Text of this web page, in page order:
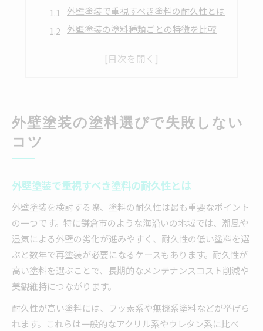
外壁塗装で重視すべき塗料の耐久性とは
外壁塗装の塗料種類ごとの特徴を比較
外壁塗装で後悔しないための注意点
外壁塗装で鎌倉の湿気に強い塗料を選ぶ
外壁塗装で鎌倉市に適した種類を解説
A種B種C種の違いを徹底比較
外壁塗装のA種B種C種の基本的な違い
A種B種C種選びで失敗しないポイント
外壁塗装でよく選ばれる塗料種類を比較
外壁塗装の性能比較で知っておきたい点
耐久性を高める外壁塗料の選び方
外壁塗装の塗料選びで失敗しない
コツ
外壁塗装で重視すべき塗料の耐久性とは
外壁塗装を検討する際、塗料の耐久性は最も重要なポイント
の一つです。特に鎌倉市のような海沿いの地域では、潮風や
湿気による外壁の劣化が進みやすく、耐久性の低い塗料を選
ぶと数年で再塗装が必要になるケースもあります。耐久性が
高い塗料を選ぶことで、長期的なメンテナンスコスト削減や
美観維持につながります。
耐久性が高い塗料には、フッ素系や無機系塗料などが挙げら
れます。これらは一般的なアクリル系やウレタン系に比べ